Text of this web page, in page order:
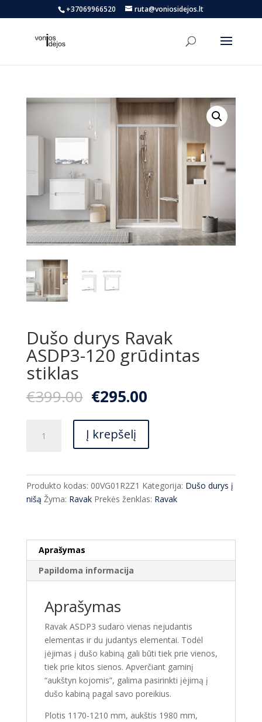
+37069966520 ruta@voniosidejos.lt
Dušo durys Ravak
ASDP3-120 grūdintas
stiklas
€399.00 Original
price
was:
€399.00.
€295.00Current
is:
kiekis:
ASDP3-
120
Į krepšelį
Produkto kodas: 00VG01R2Z1 Kategorija: Dušo durys į
nišą Žyma: Ravak Prekės ženklas: Ravak
Aprašymas
Papildoma informacija
Aprašymas
Ravak ASDP3 sudaro vienas nejudantis
elementas ir du judantys elementai. Todėl
įėjimas į dušo kabiną gali būti tiek prie vienos,
tiek prie kitos sienos. Apverčiant gaminį
“aukštyn kojomis”, galima pasirinkti įėjimą į
dušo kabiną pagal savo poreikius.
Plotis 1170-1210 mm, aukštis 1980 mm,